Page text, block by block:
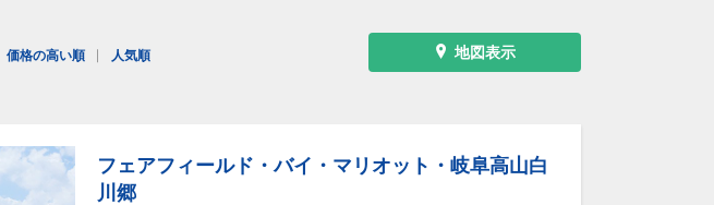
地図表示
価格の高い順 人気順
フェアフィールド・バイ・マリオット・岐阜高山白
川郷